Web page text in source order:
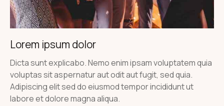
Lorem ipsum dolor
Dicta sunt explicabo. Nemo enim ipsam voluptatem quia
voluptas sit aspernatur aut odit aut fugit, sed quia.
Adipiscing elit sed do eiusmod tempor incididunt ut
labore et dolore magna aliqua.